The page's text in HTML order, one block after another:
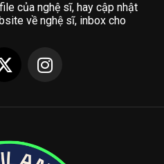
của nghệ sĩ, hay cập nhật
về nghệ sĩ, inbox cho